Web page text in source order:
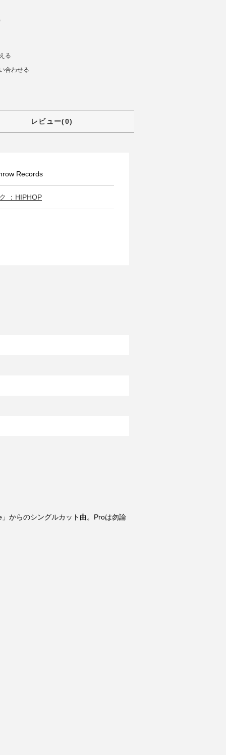
る
合わせる
レビュー(0)
Records
：HIPHOP
からのシングルカット曲。Proは勿論